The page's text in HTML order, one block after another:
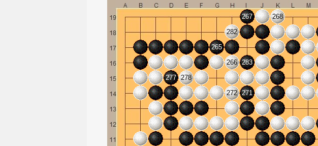
265
266
267 268
271
272
277 278
282
283